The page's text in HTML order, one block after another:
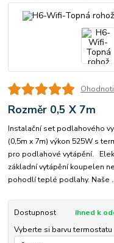
Rozměr 0,5 X 7m
Instalační set podlahového
(0,5m x 7m) výkon 525W s
pro podlahové vytápění.
základní vytápění koupelen
pohodlí teplé podlahy. Naše
Dostupnost
Ihned k
Vyberte si barvu termostatu